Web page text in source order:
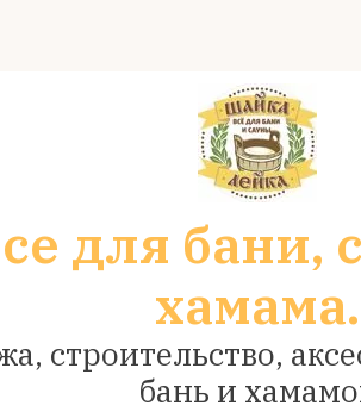
для бани,
хамама.
строительство,
бань и